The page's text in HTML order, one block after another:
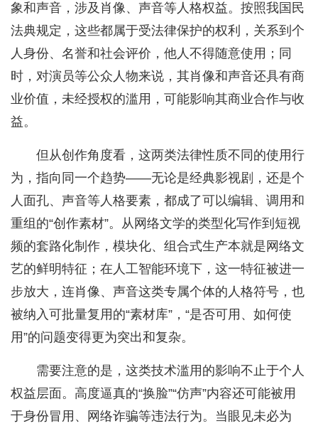
象和声音，涉及肖像、声音等人格权益。按照我国民
法典规定，这些都属于受法律保护的权利，关系到个
人身份、名誉和社会评价，他人不得随意使用；同
时，对演员等公众人物来说，其肖像和声音还具有商
业价值，未经授权的滥用，可能影响其商业合作与收
益。
但从创作角度看，这两类法律性质不同的使用行
为，指向同一个趋势——无论是经典影视剧，还是个
人面孔、声音等人格要素，都成了可以编辑、调用和
重组的“创作素材”。从网络文学的类型化写作到短视
频的套路化制作，模块化、组合式生产本就是网络文
艺的鲜明特征；在人工智能环境下，这一特征被进一
步放大，连肖像、声音这类专属个体的人格符号，也
被纳入可批量复用的“素材库”，“是否可用、如何使
用”的问题变得更为突出和复杂。
需要注意的是，这类技术滥用的影响不止于个人
权益层面。高度逼真的“换脸”“仿声”内容还可能被用
于身份冒用、网络诈骗等违法行为。当眼见未必为